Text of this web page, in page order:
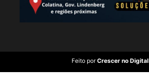
Feito por Crescer no Digital